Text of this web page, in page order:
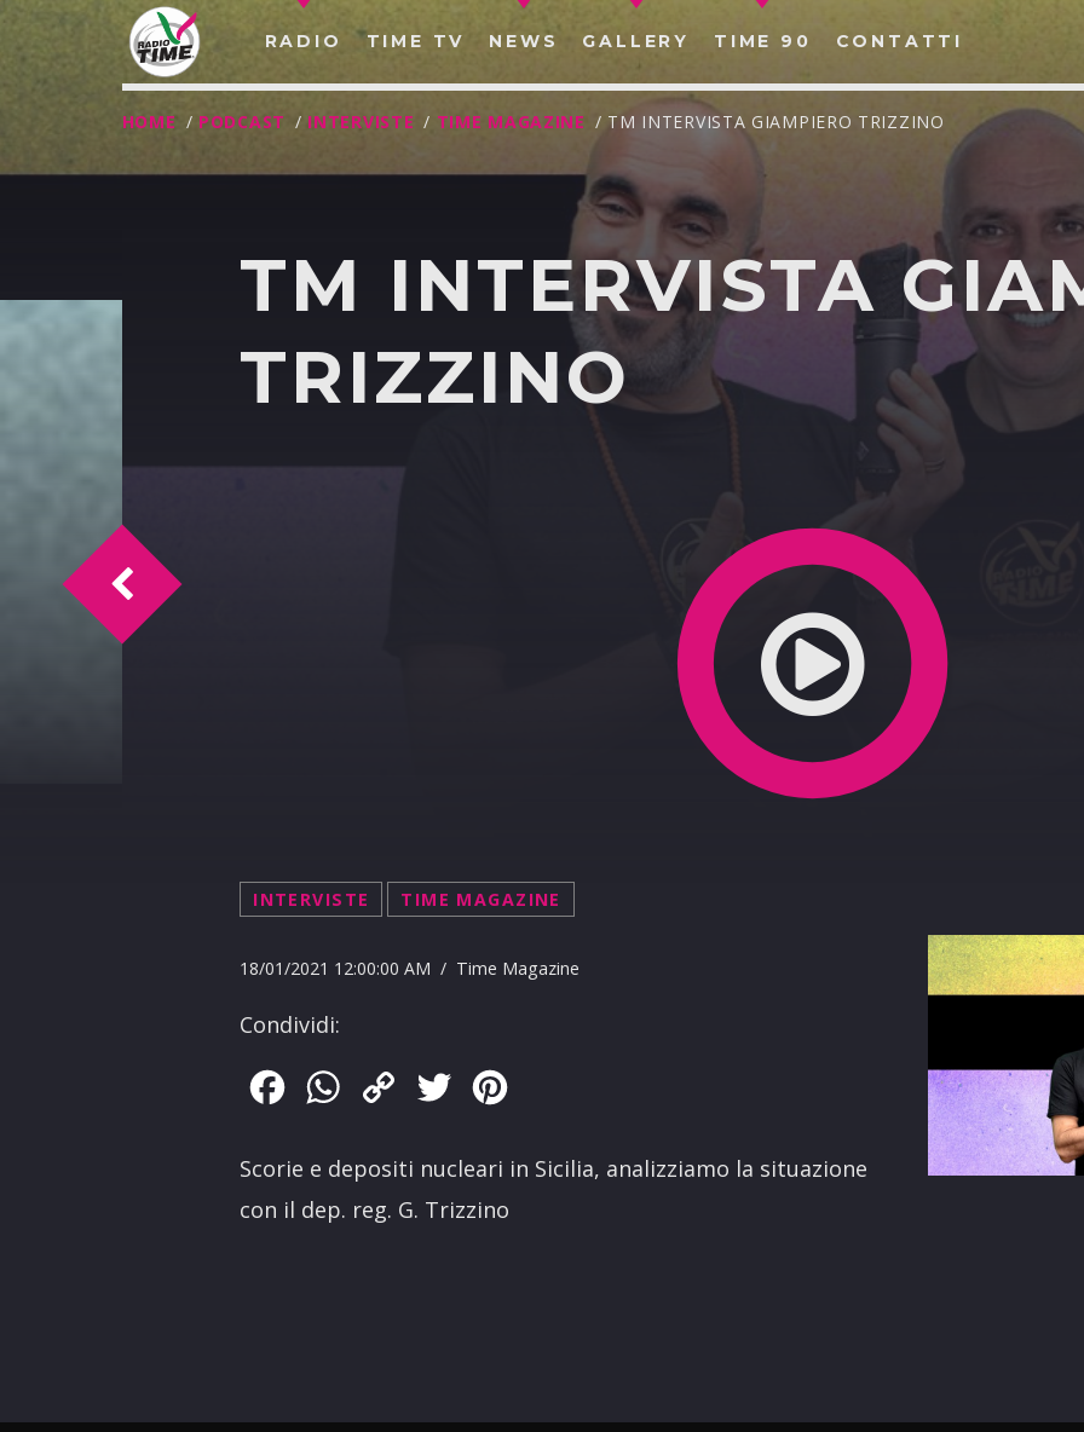
RADIO TIME TV NEWS GALLERY TIME 90 CONTATTI
CERCA NEL SITO WEB:
HOME / PODCAST / INTERVISTE / TIME MAGAZINE / TM INTERVISTA GIAMPIERO TRIZZINO
TM INTERVISTA
TRIZZINO
INTERVISTE TIME MAGAZINE
18/01/2021 12:00:00 AM / Time Magazine
Condividi:
FacebookWhatsApp
Copy
Twitter
Scorie e depositi nucleari in Sicilia, analizziamo la situazione
con il dep. reg. G. Trizzino
T.I. Intervista Albert